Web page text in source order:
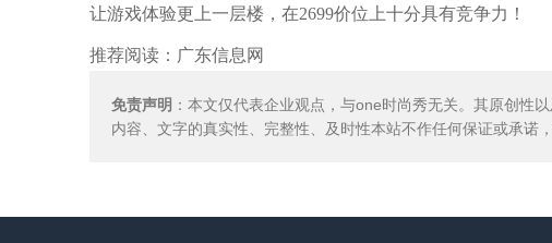
让游戏体验更上一层楼，在2699价位上十分具有竞争力！
推荐阅读： 广东信息网
免责声明 ：本文仅代表企业观点，与one时尚秀无关。其原创性
内容、文字的真实性、完整性、及时性本站不作任何保证或承诺